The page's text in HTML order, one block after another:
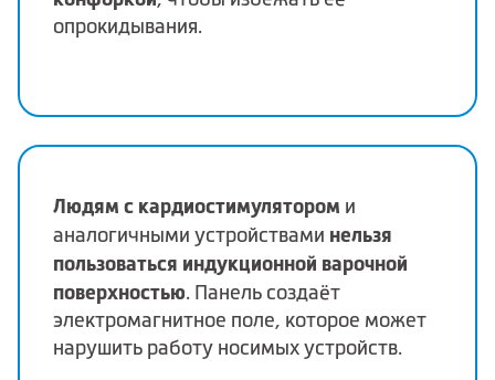
опрокидывания.
Людям с кардиостимулятором и
аналогичными устройствами нельзя
пользоваться индукционной варочной
поверхностью. Панель создаёт
электромагнитное поле, которое может
нарушить работу носимых устройств.